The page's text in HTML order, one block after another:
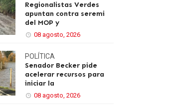
Regionalistas Verdes
apuntan contra seremi
del MOP y
08 agosto, 2026
POLÍTICA
Senador Becker pide
acelerar recursos para
iniciar la
08 agosto, 2026